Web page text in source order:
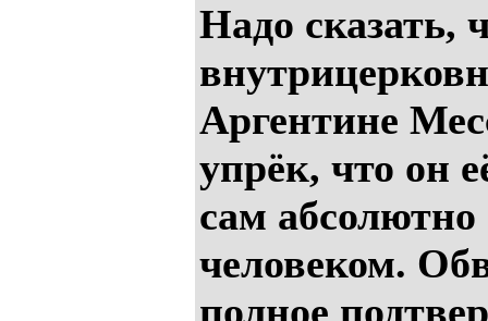
Надо сказать,
Аргентине
упрёк, что он
сам
человеком.
полное